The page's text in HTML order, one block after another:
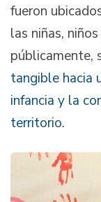
fueron
las niñas,
públicamente,
tangible hacia
infancia y la
territorio.